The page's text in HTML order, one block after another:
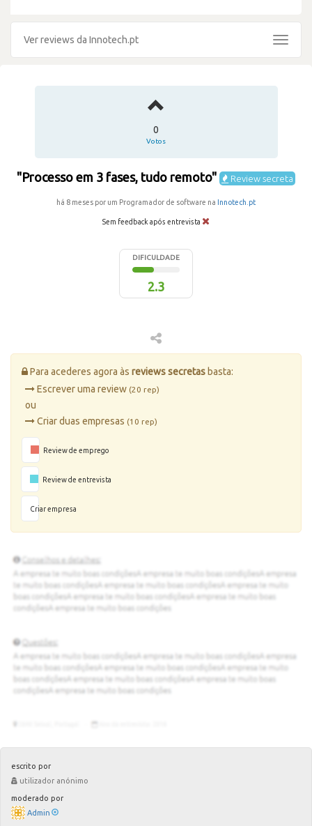
Ver reviews da Innotech.pt
Toggle
0
Votos
"Processo em 3 fases, tudo remoto" Review secreta
há 8 meses por um Programador de software na Innotech.pt
Sem feedback após entrevista
DIFICULDADE
2.3
Para acederes agora às reviews secretas basta:
Escrever uma review (20 rep)
ou
Criar duas empresas (10 rep)
Review de emprego
Review de entrevista
Criar empresa
escrito por
utilizador anónimo
moderado por
Admin